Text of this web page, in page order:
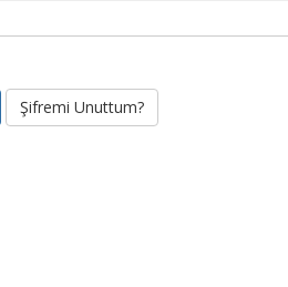
Şifremi Unuttum?